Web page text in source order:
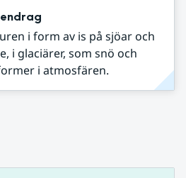
i form av is på sjöar och
i glaciärer, som snö och
i atmosfären.